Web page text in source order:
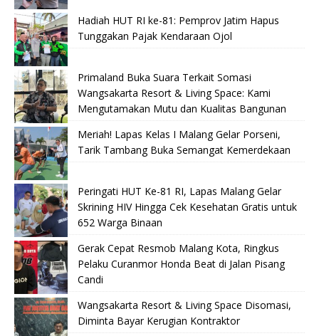
Hadiah HUT RI ke-81: Pemprov Jatim Hapus
Tunggakan Pajak Kendaraan Ojol
Primaland Buka Suara Terkait Somasi
Wangsakarta Resort & Living Space: Kami
Mengutamakan Mutu dan Kualitas Bangunan
Meriah! Lapas Kelas I Malang Gelar Porseni,
Tarik Tambang Buka Semangat Kemerdekaan
Peringati HUT Ke-81 RI, Lapas Malang Gelar
Skrining HIV Hingga Cek Kesehatan Gratis untuk
652 Warga Binaan
Gerak Cepat Resmob Malang Kota, Ringkus
Pelaku Curanmor Honda Beat di Jalan Pisang
Candi
Wangsakarta Resort & Living Space Disomasi,
Diminta Bayar Kerugian Kontraktor